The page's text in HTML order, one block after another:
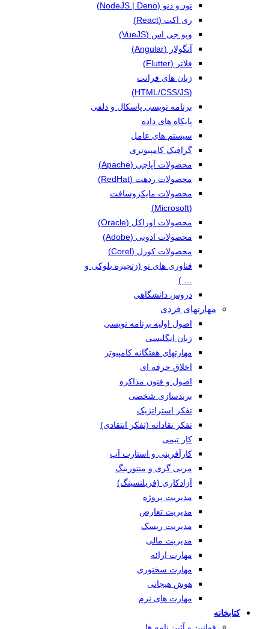
نود و دنو (NodeJS | Deno)
ری اکت (React)
ویو جی اس (VueJS)
آنگولار (Angular)
فلاتر (Flutter)
زبان های فرانت
(HTML/CSS/JS)
برنامه نویسی پاسکال و دلفی
پایکاه های داده
سیستم های عامل
گرافیک کامپیوتری
محصولات آپاچی (Apache)
محصولات ردهت (RedHat)
محصولات مایکروسافت
(Microsoft)
محصولات اوراکل (Oracle)
محصولات ادوبی (Adobe)
محصولات کورل (Corel)
فناوری های نو (زنجیره بلوکی و
… )
دروس دانشگاهی
مهارتهای فردی
اصول اولیه برنامه نویسی
زبان انگلیسی
مهارتهای هفتگانه کامپیوتر
اخلاق حرفه ای
اصول و فنون مذاکره
برندسازی شخصی
تفکر استراتژیک
تفکر نقادانه (تفکر انتقادی)
کار تیمی
کارآفرینی و استارت آپ
مربی گری و منتورینگ
آزادکاری (فریلنسینگ)
مدیریت پروژه
مدیریت تعارض
مدیریت ریسک
مدیریت مالی
مهارت ارائه
مهارت سخنوری
هوش هیجانی
مهارت های نرم
کتابخانه